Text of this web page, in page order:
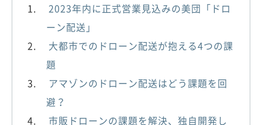
2023年内に正式営業見込みの美団「ドロ
ーン配送」
大都市でのドローン配送が抱える4つの課
題
アマゾンのドローン配送はどう課題を回
避？
市販ドローンの課題を解決、独自開発し